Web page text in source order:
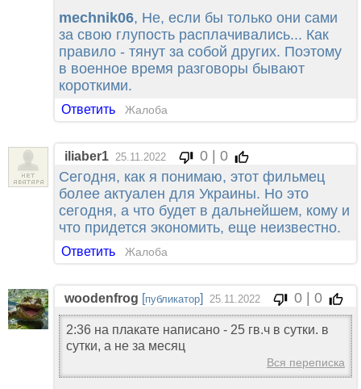
mechnik06, Не, если бы только они сами
за свою глупость расплачивались... Как
правило - тянут за собой других. Поэтому
в военное время разговоры бывают
короткими.
Ответить Жалоба
iliaber1 25.11.2022
0 | 0
Сегодня, как я понимаю, этот фильмец
более актуален для Украины. Но это
сегодня, а что будет в дальнейшем, кому и
что придется экономить, еще неизвестно.
Ответить Жалоба
woodenfrog [публикатор] 25.11.2022 0 | 0
2:36 на плакате написано - 25 гв.ч в сутки. в
сутки, а не за месяц
Вся переписка